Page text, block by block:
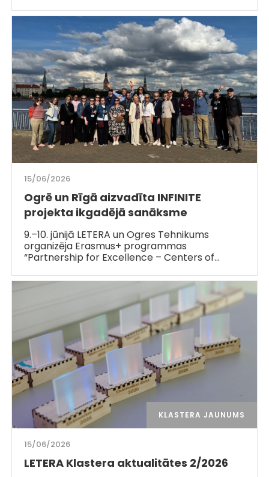
15/06/2026
Ogrē un Rīgā aizvadīta INFINITE
projekta ikgadējā sanāksme
9.–10. jūnijā LETERA un Ogres Tehnikums
organizēja Erasmus+ programmas
“Partnership for Excellence – Centers of…
KLASTERA JAUNUMS
15/06/2026
LETERA Klastera aktualitātes 2/2026